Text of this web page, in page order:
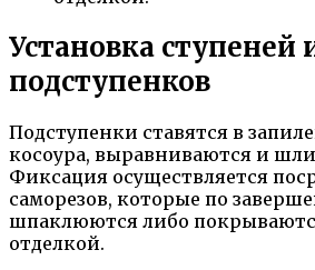
Установка ступеней
подступенков
Подступенки ставятся в
косоура, выравниваются и
Фиксация осуществляется
саморезов, которые по
шпаклюются либо
отделкой.